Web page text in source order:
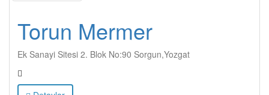
Torun Mermer
Ek Sanayi Sitesi 2. Blok No:90 Sorgun,Yozgat